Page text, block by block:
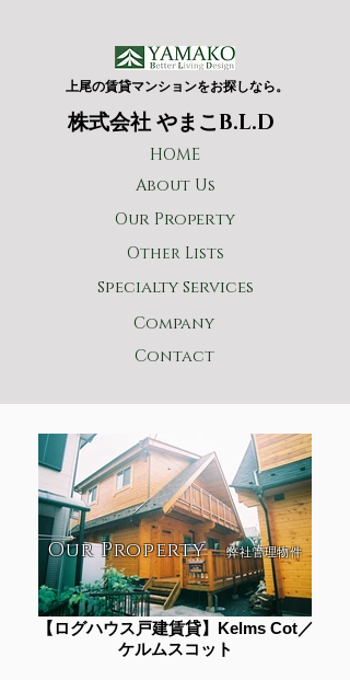
上尾の賃貸マンションをお探しなら。
​株式会社 やまこB.L.D
HOME
About Us
Our Property
Other Lists
Specialty Services
Company
Contact
【ログハウス戸建賃貸】Kelms Cot／
ケルムスコット
Our Property弊社管理物件